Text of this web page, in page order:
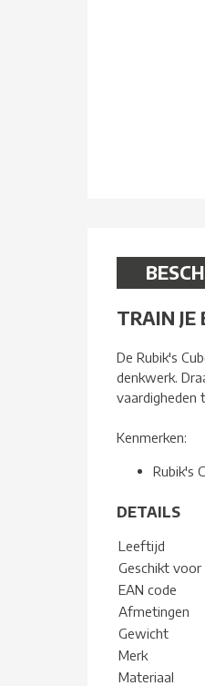
TRAIN JE
De Rubik's
denkwerk.
vaardigheden
Kenmerken:
Rubik's
DETAILS
Leeftijd
Geschikt voor
EAN code
Afmetingen
Gewicht
Merk
Materiaal